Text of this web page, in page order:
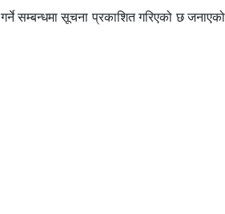
सम्बन्धमा सूचना प्रकाशित गरिएको छ जनाएको